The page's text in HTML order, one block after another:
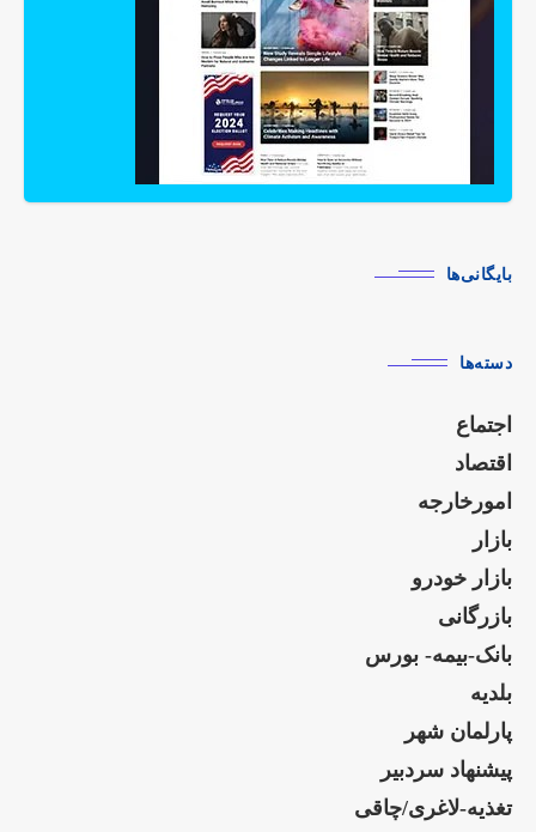
بایگانی‌ها
دسته‌ها
اجتماع
اقتصاد
امورخارجه
بازار
بازار خودرو
بازرگانی
بانک-بیمه- بورس
بلدیه
پارلمان شهر
پیشنهاد سردبیر
تغذیه-لاغری/چاقی